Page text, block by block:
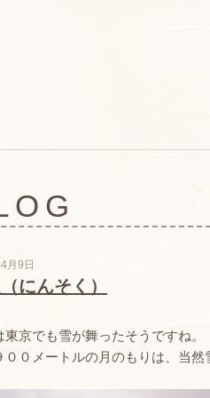
月9日
にんそく）
東京でも雪が舞ったそうですね。
００メートルの月のもりは、当然